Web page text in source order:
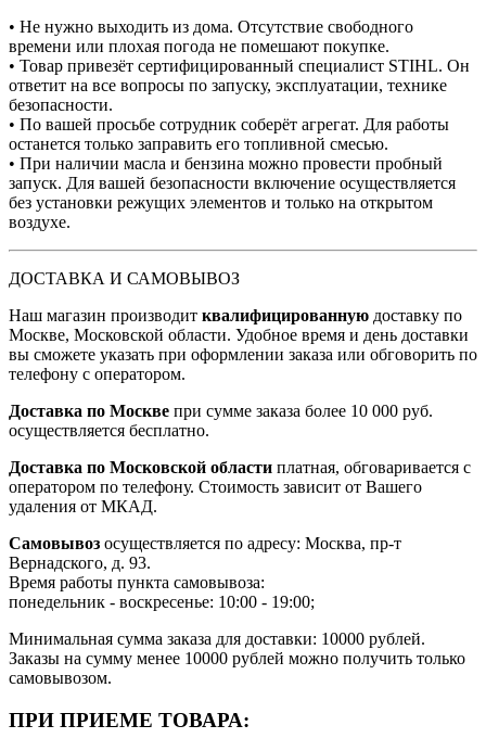
• Не нужно выходить из дома. Отсутствие свободного
времени или плохая погода не помешают покупке.
• Товар привезёт сертифицированный специалист STIHL. Он
ответит на все вопросы по запуску, эксплуатации, технике
безопасности.
• По вашей просьбе сотрудник соберёт агрегат. Для работы
останется только заправить его топливной смесью.
• При наличии масла и бензина можно провести пробный
запуск. Для вашей безопасности включение осуществляется
без установки режущих элементов и только на открытом
воздухе.
ДОСТАВКА И САМОВЫВОЗ
Наш магазин производит квалифицированную доставку по
Москве, Московской области. Удобное время и день доставки
вы сможете указать при оформлении заказа или обговорить по
телефону с оператором.
Доставка по Москве при сумме заказа более 10 000 руб.
осуществляется бесплатно.
Доставка по Московской области платная, обговаривается с
оператором по телефону. Стоимость зависит от Вашего
удаления от МКАД.
Самовывоз осуществляется по адресу: Москва, пр-т
Вернадского, д. 93.
Время работы пункта самовывоза:
понедельник - воскресенье: 10:00 - 19:00;
Минимальная сумма заказа для доставки: 10000 рублей.
Заказы на сумму менее 10000 рублей можно получить только
самовывозом.
ПРИ ПРИЕМЕ ТОВАРА: